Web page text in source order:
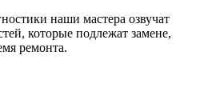
наши мастера озвучат
которые подлежат замене,
ремонта.